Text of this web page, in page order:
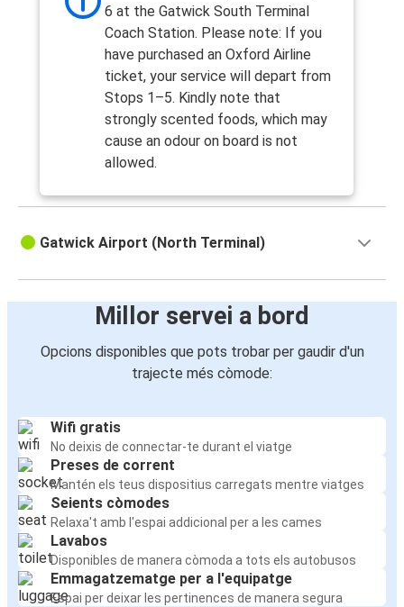
6 at the Gatwick South Terminal
Coach Station. Please note: If you
have purchased an Oxford Airline
ticket, your service will depart from
Stops 1–5. Kindly note that
strongly scented foods, which may
cause an odour on board is not
allowed.
Gatwick Airport (North Terminal)
Millor servei a bord
Opcions disponibles que pots trobar per gaudir d'un
trajecte més còmode:
Wifi gratis
No deixis de connectar-te durant el viatge
Preses de corrent
Mantén els teus dispositius carregats mentre viatges
Seients còmodes
Relaxa't amb l'espai addicional per a les cames
Lavabos
Disponibles de manera còmoda a tots els autobusos
Emmagatzematge per a l'equipatge
Espai per deixar les pertinences de manera segura